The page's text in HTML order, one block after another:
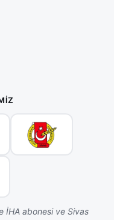
İHA abonesi ve Sivas